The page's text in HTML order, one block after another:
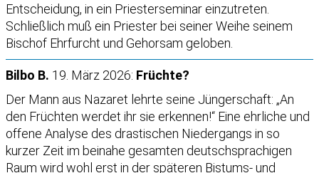
Entscheidung, in ein Priesterseminar einzutreten.
Schließlich muß ein Priester bei seiner Weihe seinem
Bischof Ehrfurcht und Gehorsam geloben.
Bilbo B. 19. März 2026: Früchte?
Der Mann aus Nazaret lehrte seine Jüngerschaft: „An
den Früchten werdet ihr sie erkennen!“ Eine ehrliche und
offene Analyse des drastischen Niedergangs in so
kurzer Zeit im beinahe gesamten deutschsprachigen
Raum wird wohl erst in der späteren Bistums- und